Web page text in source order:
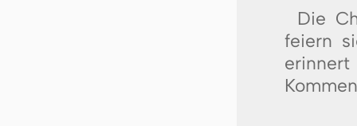
Die
feiern
erinnert